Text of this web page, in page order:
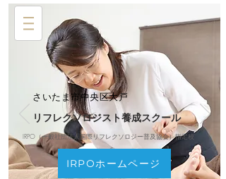
さいたま市中央区大戸
リフレクソロジスト養成スクール
IRPO（一般社団法人国際リフレクソロジー普及協会）指定校
IRPOホームページ